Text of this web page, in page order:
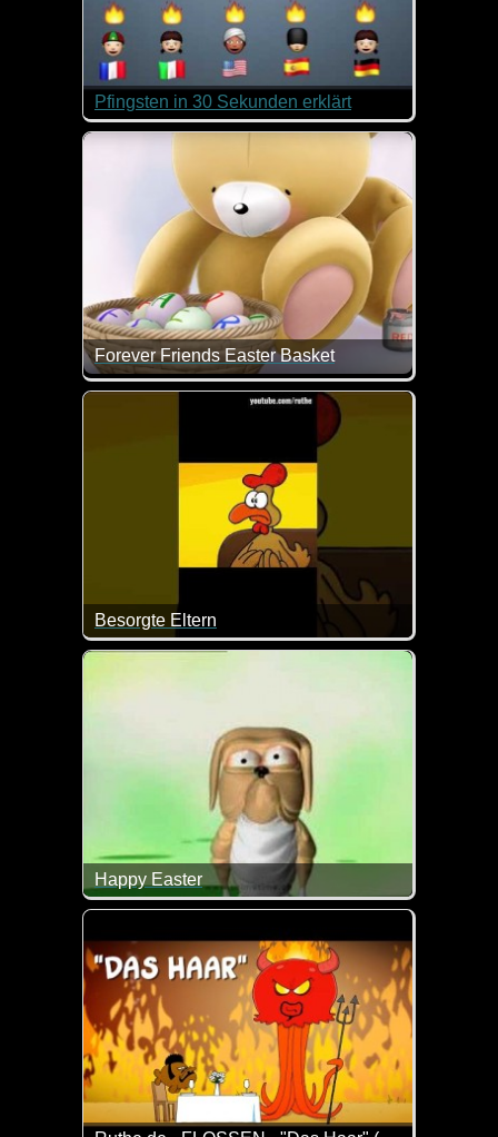
Pfingsten in 30 Sekunden erklärt
Was feiern wir Christen an Pfingsten? Dieses
Forever Friends Easter Basket
Einen schönen Ostermontag wünschen dir das
Besorgte Eltern
Man muss ja schon mal mit den Kindern drüber
Happy Easter
Tja, so kann es gehen, wenn man so verfressen ist